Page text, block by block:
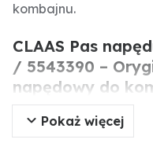
kombajnu.
CLAAS Pas
/ 5543390 –
napędowy do
Oryginalny pas
Pokaż więcej